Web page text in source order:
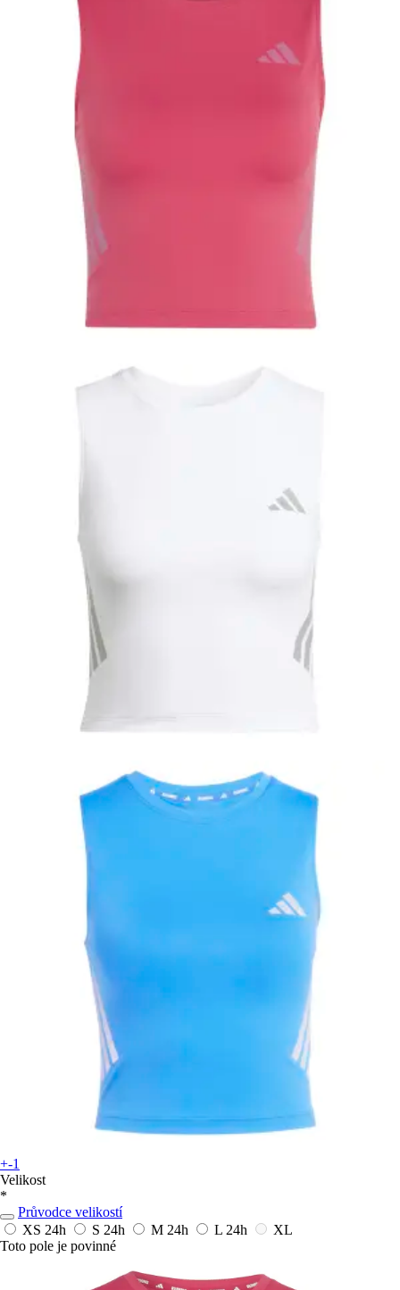
+-1
Velikost
*
Průvodce velikostí
XS 24h S 24h M 24h L 24h
XL
Toto pole je povinné